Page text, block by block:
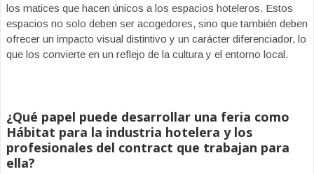
los matices que hacen únicos a los espacios hoteleros. Estos
espacios no solo deben ser acogedores, sino que también deben
ofrecer un impacto visual distintivo y un carácter diferenciador, lo
que los convierte en un reflejo de la cultura y el entorno local.
¿Qué papel puede desarrollar una feria como
Hábitat para la industria hotelera y los
profesionales del contract que trabajan para
ella?